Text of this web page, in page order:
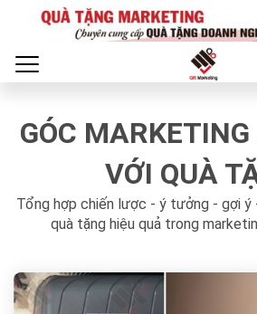
GÓC
VỚI QUÀ
Tổng hợp chiến lược - ý tưởng - gợi ý
quà tặng hiệu quả trong